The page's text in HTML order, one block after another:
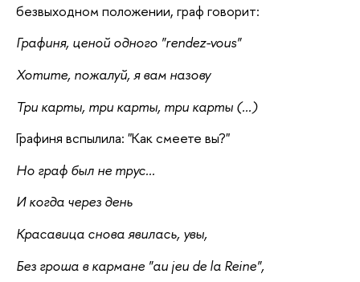
безвыходном положении, граф говорит:
Графиня, ценой одного "rendez-vous"
Хотите, пожалуй, я вам назову
Три карты, три карты, три карты (...)
Графиня вспылила: "Как смеете вы?"
Но граф был не трус...
И когда через день
Красавица снова явилась, увы,
Без гроша в кармане "au jeu de la Reine",